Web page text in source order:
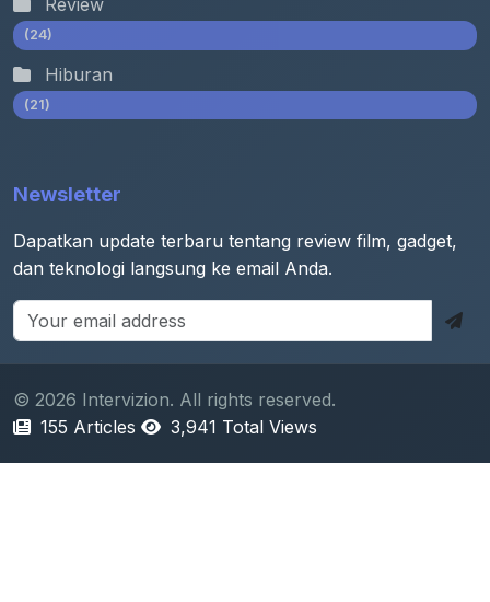
Review
(24)
Hiburan
(21)
Newsletter
Dapatkan update terbaru tentang review film, gadget,
dan teknologi langsung ke email Anda.
© 2026 Intervizion. All rights reserved.
155 Articles
3,941 Total Views